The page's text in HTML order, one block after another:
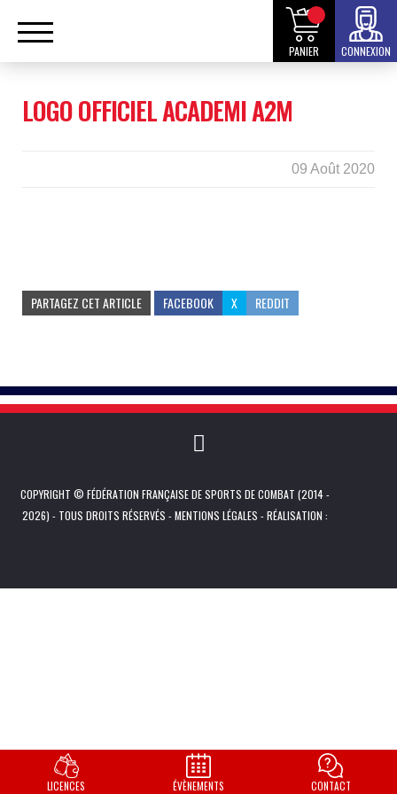
PANIER CONNEXION
LOGO OFFICIEL ACADEMI A2M
09 Août 2020
PARTAGEZ CET ARTICLE FACEBOOK X REDDIT
COPYRIGHT © FÉDÉRATION FRANÇAISE DE SPORTS DE COMBAT (2014 -
2026) - TOUS DROITS RÉSERVÉS -MENTIONS LÉGALES - RÉALISATION :
LICENCES ÉVÈNEMENTS CONTACT